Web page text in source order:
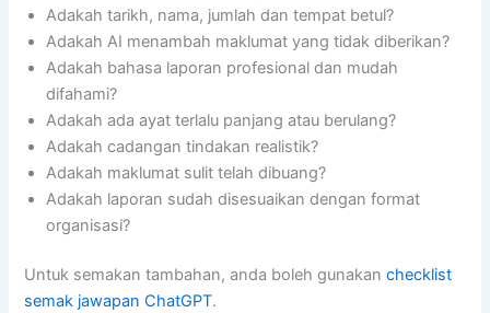
Adakah tarikh, nama, jumlah dan tempat betul?
Adakah AI menambah maklumat yang tidak diberikan?
Adakah bahasa laporan profesional dan mudah
difahami?
Adakah ada ayat terlalu panjang atau berulang?
Adakah cadangan tindakan realistik?
Adakah maklumat sulit telah dibuang?
Adakah laporan sudah disesuaikan dengan format
organisasi?
Untuk semakan tambahan, anda boleh gunakanchecklist
semak jawapan ChatGPT.